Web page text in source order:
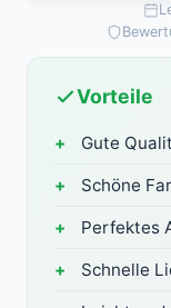
Vorteile
Gute
Schöne
Perfektes
Schnelle